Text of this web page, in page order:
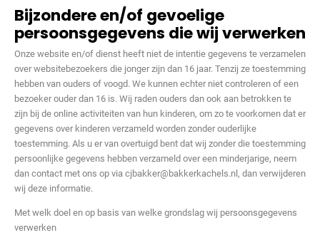
Bijzondere en/of gevoelige
persoonsgegevens die wij verwerken
Onze website en/of dienst heeft niet de intentie gegevens te verzamelen
over websitebezoekers die jonger zijn dan 16 jaar. Tenzij ze toestemming
hebben van ouders of voogd. We kunnen echter niet controleren of een
bezoeker ouder dan 16 is. Wij raden ouders dan ook aan betrokken te
zijn bij de online activiteiten van hun kinderen, om zo te voorkomen dat er
gegevens over kinderen verzameld worden zonder ouderlijke
toestemming. Als u er van overtuigd bent dat wij zonder die toestemming
persoonlijke gegevens hebben verzameld over een minderjarige, neem
dan contact met ons op via cjbakker@bakkerkachels.nl, dan verwijderen
wij deze informatie.
Met welk doel en op basis van welke grondslag wij persoonsgegevens
verwerken